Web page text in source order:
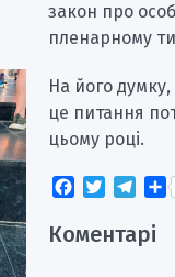
закон про
пленарному
На його
це питання
цьому році.
Facebook
Twitter
Коментарі